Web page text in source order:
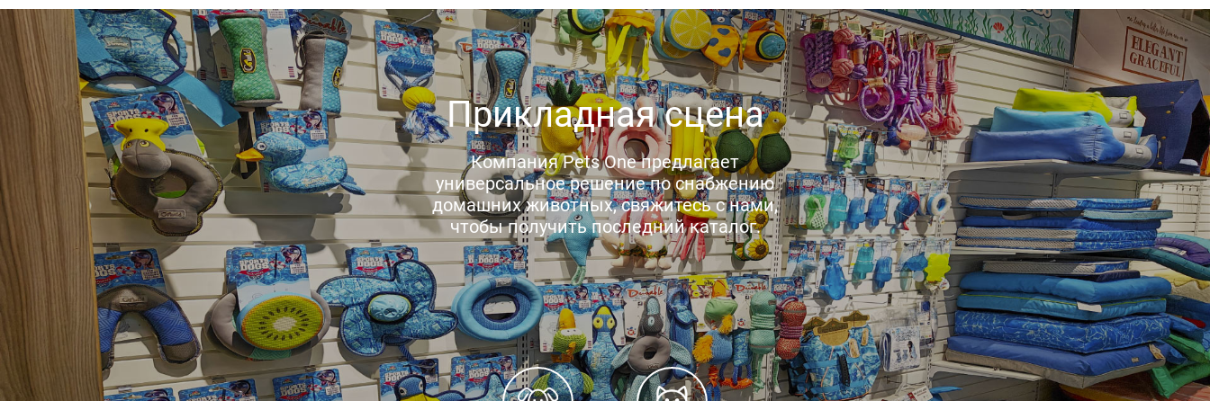
Прикладная сцена
Компания Pets One предлагает
универсальное решение по снабжению
домашних животных, свяжитесь с нами,
чтобы получить последний каталог.